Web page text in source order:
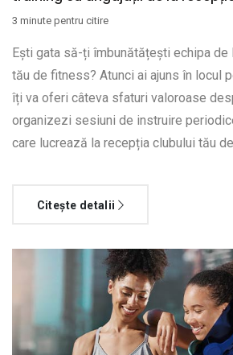
3 minute pentru citire
Ești gata să-ți îmbunătățești echipa de
tău de fitness? Atunci ai ajuns în locul
îți va oferi câteva sfaturi valoroase
organizezi sesiuni de instruire
care lucrează la recepția clubului tău
Citește detalii